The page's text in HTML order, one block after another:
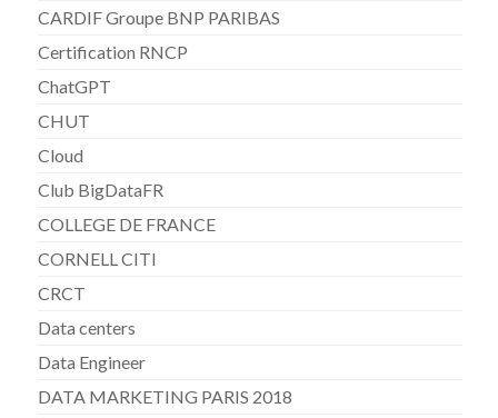
CARDIF Groupe BNP PARIBAS
Certification RNCP
ChatGPT
CHUT
Cloud
Club BigDataFR
COLLEGE DE FRANCE
CORNELL CITI
CRCT
Data centers
Data Engineer
DATA MARKETING PARIS 2018